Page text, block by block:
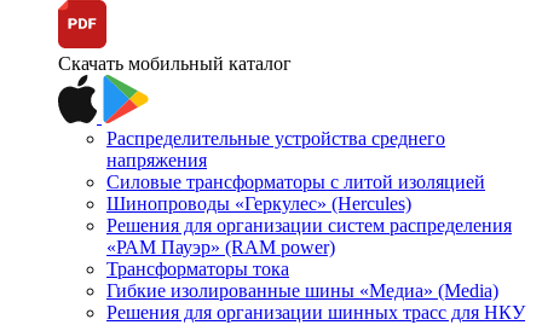
Скачать мобильный каталог
Распределительные устройства среднего
напряжения
Силовые трансформаторы с литой изоляцией
Шинопроводы «Геркулес» (Hercules)
Решения для организации систем распределения
«РАМ Пауэр» (RAM power)
Трансформаторы тока
Гибкие изолированные шины «Медиа» (Media)
Решения для организации шинных трасс для НКУ